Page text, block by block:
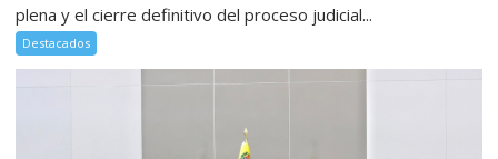
plena y el cierre definitivo del proceso judicial...
Destacados